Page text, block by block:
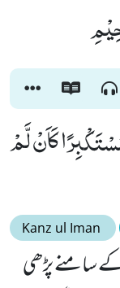
كَاَنْ لَّمْ
Kanz ul Iman
سامنے پڑھی